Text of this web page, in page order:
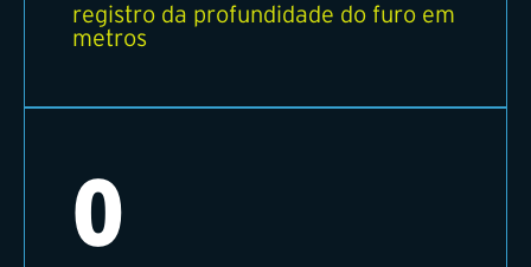
registro da profundidade do furo em
metros
0